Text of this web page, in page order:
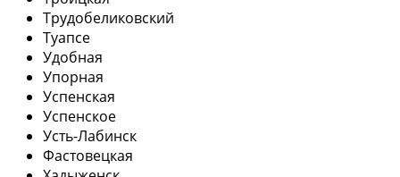
Трудобеликовский
Туапсе
Удобная
Упорная
Успенская
Успенское
Усть-Лабинск
Фастовецкая